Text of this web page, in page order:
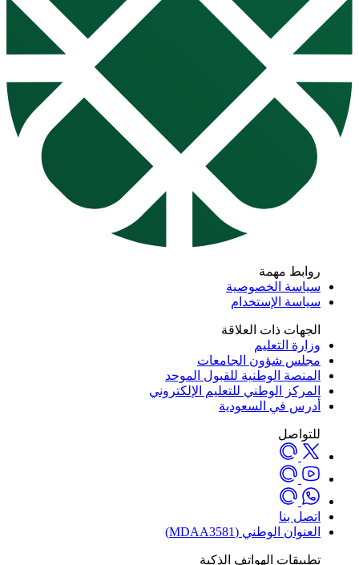
روابط مهمة
سياسة الخصوصية
سياسة الإستخدام
الجهات ذات العلاقة
وزارة التعليم
مجلس شؤون الجامعات
المنصة الوطنية للقبول الموحد
المركز الوطني للتعليم الإلكتروني
أدرس في السعودية
للتواصل
اتصل بنا
العنوان الوطني (MDAA3581)
تطبيقات الهواتف الذكية